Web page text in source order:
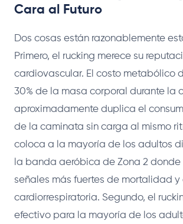
Cara al Futuro
Dos cosas están razonablemente
Primero, el rucking merece su
cardiovascular. El costo metabólico
30% de la masa corporal durante la
aproximadamente duplica el
de la caminata sin carga al mismo
coloca a la mayoría de los adultos
la banda aeróbica de Zona 2
señales más fuertes de mortalidad
cardiorrespiratoria. Segundo, el
efectivo para la mayoría de los